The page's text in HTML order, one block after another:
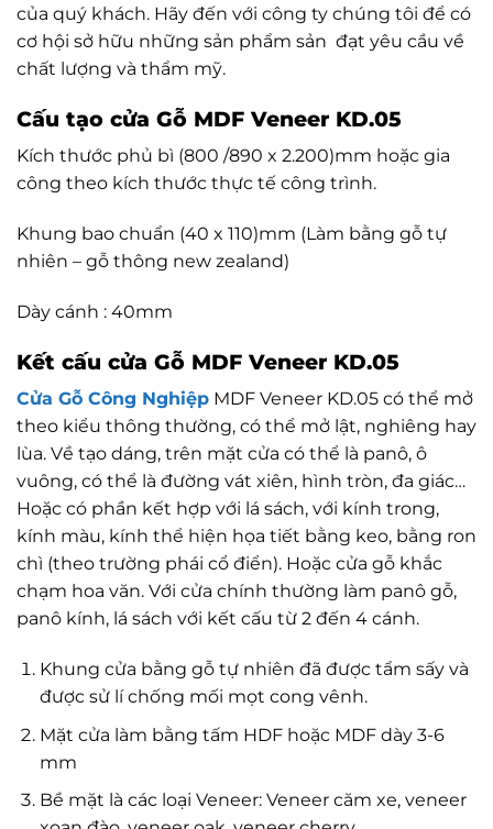
của quý khách. Hãy đến với công ty chúng tôi để có
cơ hội sở hữu những sản phẩm sản đạt yêu cầu về
chất lượng và thẩm mỹ.
Cấu tạo cửa Gỗ MDF Veneer KD.05
Kích thước phủ bì (800 /890 x 2.200)mm hoặc gia
công theo kích thước thực tế công trình.
Khung bao chuẩn (40 x 110)mm (Làm bằng gỗ tự
nhiên – gỗ thông new zealand)
Dày cánh : 40mm
Kết cấu cửa Gỗ MDF Veneer KD.05
Cửa Gỗ Công Nghiệp MDF Veneer KD.05 có thể mở
theo kiểu thông thường, có thể mở lật, nghiêng hay
lùa. Về tạo dáng, trên mặt cửa có thể là panô, ô
vuông, có thể là đường vát xiên, hình tròn, đa giác…
Hoặc có phần kết hợp với lá sách, với kính trong,
kính màu, kính thể hiện họa tiết bằng keo, bằng ron
chì (theo trường phái cổ điển). Hoặc cửa gỗ khắc
chạm hoa văn. Với cửa chính thường làm panô gỗ,
panô kính, lá sách với kết cấu từ 2 đến 4 cánh.
Khung cửa bằng gỗ tự nhiên đã được tẩm sấy và
được sử lí chống mối mọt cong vênh.
Mặt cửa làm bằng tấm HDF hoặc MDF dày 3-6
mm
Bề mặt là các loại Veneer: Veneer căm xe, veneer